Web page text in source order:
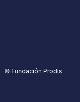
© Fundación Prodis